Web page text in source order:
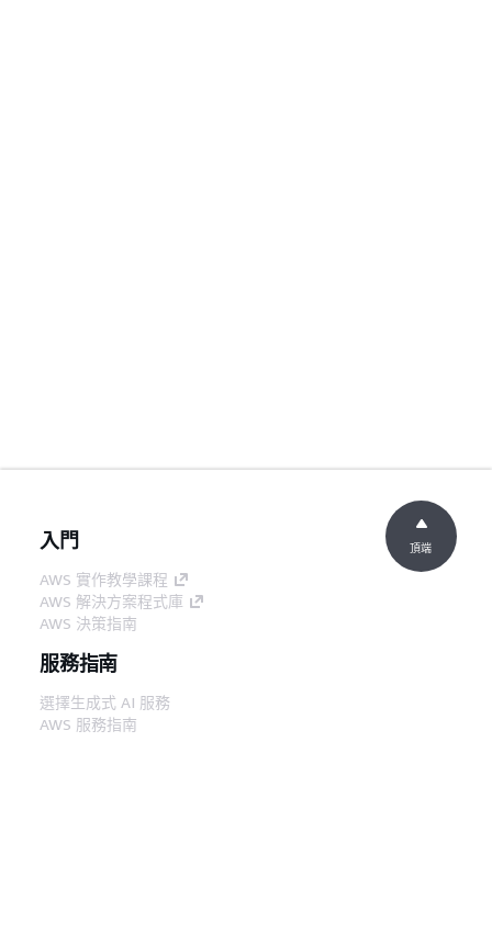
入門
AWS 實作教學課程
AWS 解決方案程式庫
AWS 決策指南
服務指南
選擇生成式 AI 服務
AWS 服務指南
頂端